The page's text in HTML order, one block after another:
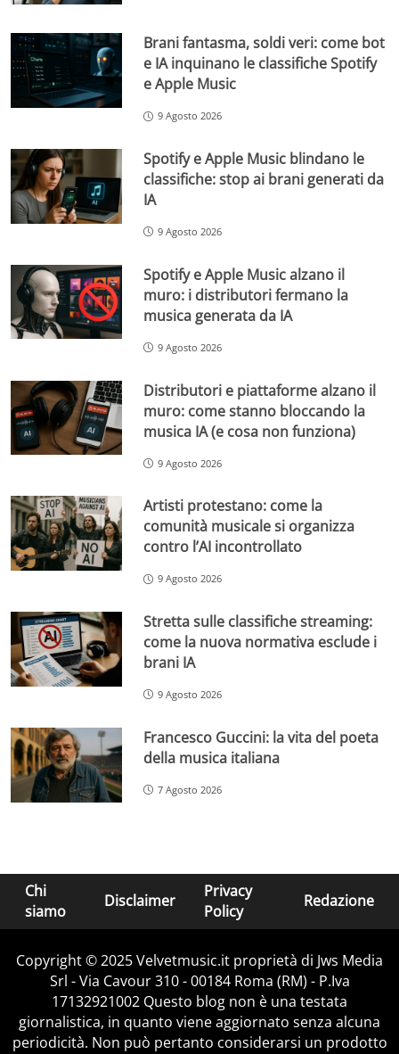
Brani fantasma, soldi veri: come bot
e IA inquinano le classifiche Spotify
e Apple Music
9 Agosto 2026
Spotify e Apple Music blindano le
classifiche: stop ai brani generati da
IA
9 Agosto 2026
Spotify e Apple Music alzano il
muro: i distributori fermano la
musica generata da IA
9 Agosto 2026
Distributori e piattaforme alzano il
muro: come stanno bloccando la
musica IA (e cosa non funziona)
9 Agosto 2026
Artisti protestano: come la
comunità musicale si organizza
contro l’AI incontrollato
9 Agosto 2026
Stretta sulle classifiche streaming:
come la nuova normativa esclude i
brani IA
9 Agosto 2026
Francesco Guccini: la vita del poeta
della musica italiana
7 Agosto 2026
Chi
siamo
Disclaimer
Privacy
Policy
Redazione
Copyright © 2025 Velvetmusic.it proprietà di Jws Media
Srl - Via Cavour 310 - 00184 Roma (RM) - P.Iva
17132921002 Questo blog non è una testata
giornalistica, in quanto viene aggiornato senza alcuna
periodicità. Non può pertanto considerarsi un prodotto